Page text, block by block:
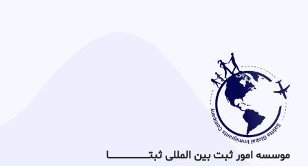
موسسه امور ثبت بین المللی ثبتـــــــــــــــــــــــــــــا